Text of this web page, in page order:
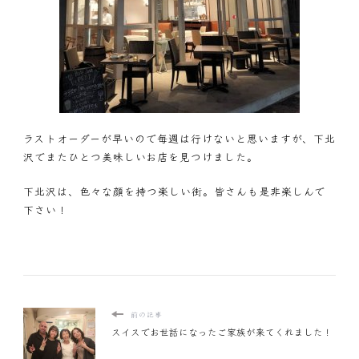
ラストオーダーが早いので毎週は行けないと思いますが、下北
沢でまたひとつ美味しいお店を見つけました。
下北沢は、色々な顔を持つ楽しい街。皆さんも是非楽しんで
下さい！
前の記事
スイスでお世話になったご家族が来てくれました！